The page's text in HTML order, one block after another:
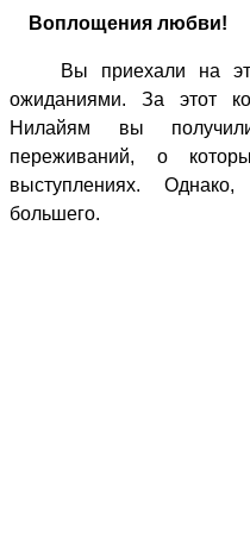
Воплощения любви!
Вы приехали на эту
ожиданиями. За этот
Нилайям вы
переживаний, о
выступлениях.
большего.